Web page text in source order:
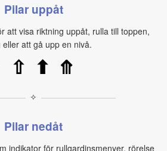
Pilar uppåt
att visa riktning uppåt, rulla till toppen,
eller att gå upp en nivå.
⇧ ⬆ ⤊
✧
Pilar nedåt
indikator för rullgardinsmenyer, rörelse